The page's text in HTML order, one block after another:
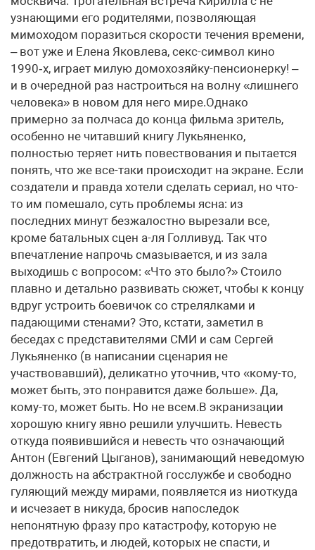
узнающими его родителями, позволяющая
мимоходом поразиться скорости течения времени,
– вот уже и Елена Яковлева, секс-символ кино
1990‑х, играет милую домохозяйку-пенсионерку! –
и в очередной раз настроиться на волну «лишнего
человека» в новом для него мире.Однако
примерно за полчаса до конца фильма зритель,
особенно не читавший книгу Лукьяненко,
полностью теряет нить повествования и пытается
понять, что же все-таки происходит на экране. Если
создатели и правда хотели сделать сериал, но что-
то им помешало, суть проблемы ясна: из
последних минут безжалостно вырезали все,
кроме батальных сцен а-ля Голливуд. Так что
впечатление напрочь смазывается, и из зала
выходишь с вопросом: «Что это было?» Стоило
плавно и детально развивать сюжет, чтобы к концу
вдруг устроить боевичок со стрелялками и
падающими стенами? Это, кстати, заметил в
беседах с представителями СМИ и сам Сергей
Лукьяненко (в написании сценария не
участвовавший), деликатно уточнив, что «кому-то,
может быть, это понравится даже больше». Да,
кому-то, может быть. Но не всем.В экранизации
хорошую книгу явно решили улучшить. Невесть
откуда появившийся и невесть что означающий
Антон (Евгений Цыганов), занимающий неведомую
должность на абстрактной госслужбе и свободно
гуляющий между мирами, появляется из ниоткуда
и исчезает в никуда, бросив напоследок
непонятную фразу про катастрофу, которую не
предотвратить, и людей, которых не спасти, и